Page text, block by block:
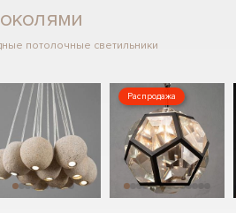
потолочные светильники
Распродажа